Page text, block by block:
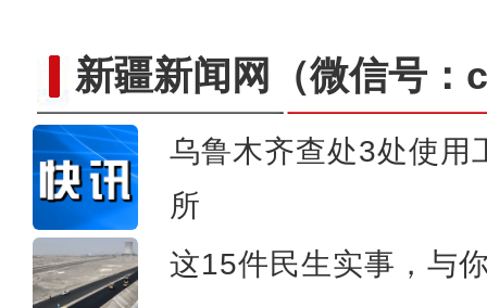
新疆新闻网 （微信号
乌鲁木齐查处3处使用
所
这15件民生实事，与
乌鲁木齐县举办“世界家庭